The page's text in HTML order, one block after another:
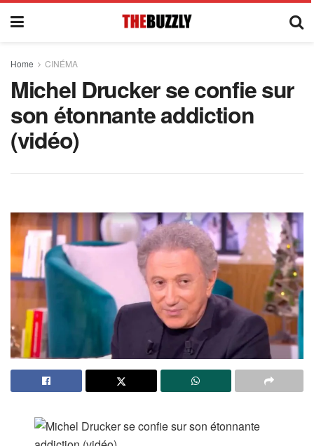
Home CINÉMA
Michel Drucker se confie sur
son étonnante addiction
(vidéo)